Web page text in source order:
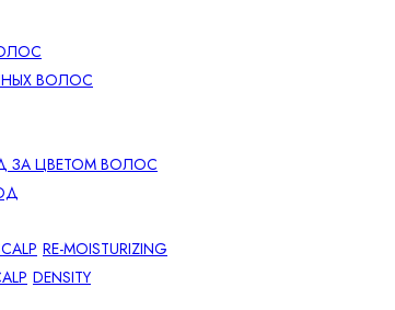
ВОЛОС
ЗА ЦВЕТОМ ВОЛОС
RE-MOISTURIZING
DENSITY